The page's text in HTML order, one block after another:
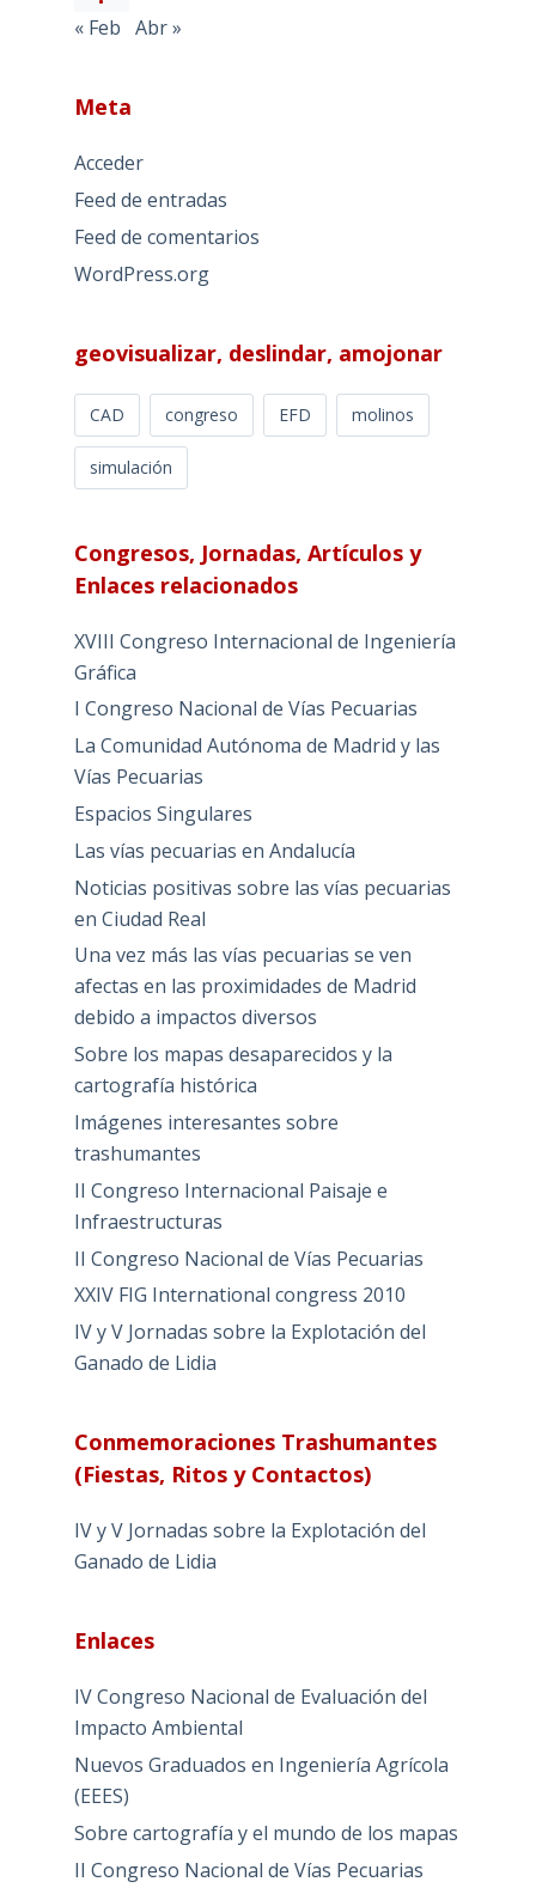
« Feb Abr »
Meta
Acceder
Feed de entradas
Feed de comentarios
WordPress.org
geovisualizar, deslindar, amojonar
CAD congreso EFD molinos
simulación
Congresos, Jornadas, Artículos y
Enlaces relacionados
XVIII Congreso Internacional de Ingeniería
Gráfica
I Congreso Nacional de Vías Pecuarias
La Comunidad Autónoma de Madrid y las
Vías Pecuarias
Espacios Singulares
Las vías pecuarias en Andalucía
Noticias positivas sobre las vías pecuarias
en Ciudad Real
Una vez más las vías pecuarias se ven
afectas en las proximidades de Madrid
debido a impactos diversos
Sobre los mapas desaparecidos y la
cartografía histórica
Imágenes interesantes sobre
trashumantes
II Congreso Internacional Paisaje e
Infraestructuras
II Congreso Nacional de Vías Pecuarias
XXIV FIG International congress 2010
IV y V Jornadas sobre la Explotación del
Ganado de Lidia
Conmemoraciones Trashumantes
(Fiestas, Ritos y Contactos)
IV y V Jornadas sobre la Explotación del
Ganado de Lidia
Enlaces
IV Congreso Nacional de Evaluación del
Impacto Ambiental
Nuevos Graduados en Ingeniería Agrícola
(EEES)
Sobre cartografía y el mundo de los mapas
II Congreso Nacional de Vías Pecuarias